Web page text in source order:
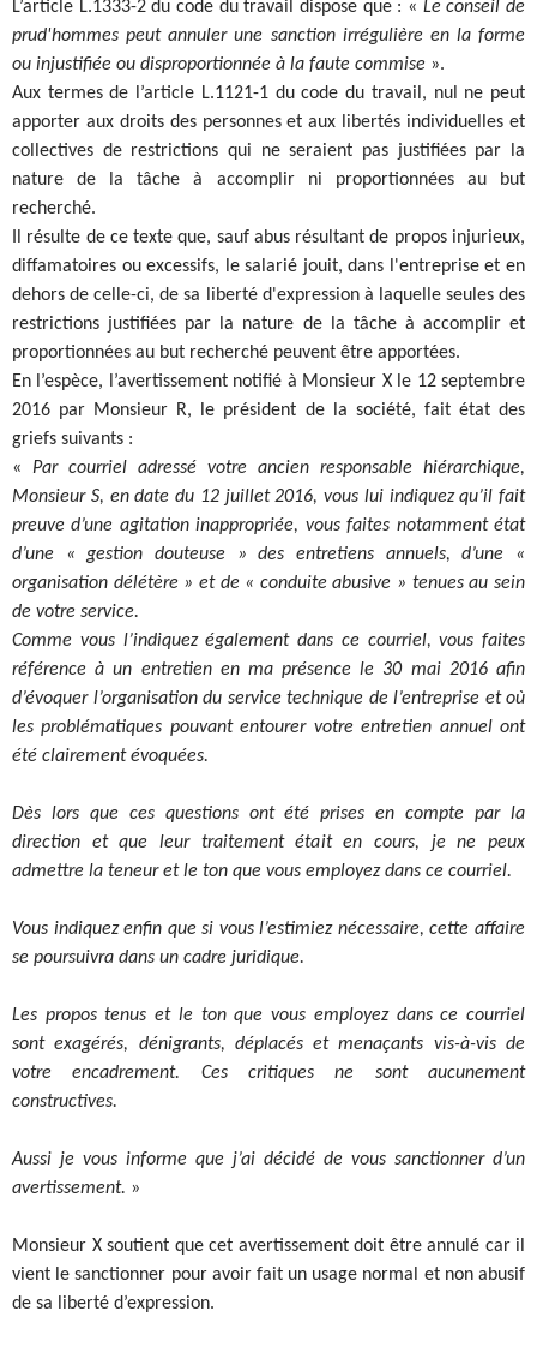
L’article L.1333-2 du code du travail dispose que : « Le conseil de
prud'hommes peut annuler une sanction irrégulière en la forme
ou injustifiée ou disproportionnée à la faute commise ».
Aux termes de l’article L.1121-1 du code du travail, nul ne peut
apporter aux droits des personnes et aux libertés individuelles et
collectives de restrictions qui ne seraient pas justifiées par la
nature de la tâche à accomplir ni proportionnées au but
recherché.
Il résulte de ce texte que, sauf abus résultant de propos injurieux,
diffamatoires ou excessifs, le salarié jouit, dans l'entreprise et en
dehors de celle-ci, de sa liberté d'expression à laquelle seules des
restrictions justifiées par la nature de la tâche à accomplir et
proportionnées au but recherché peuvent être apportées.
En l’espèce, l’avertissement notifié à Monsieur X le 12 septembre
2016 par Monsieur R, le président de la société, fait état des
griefs suivants :
« Par courriel adressé votre ancien responsable hiérarchique,
Monsieur S, en date du 12 juillet 2016, vous lui indiquez qu’il fait
preuve d’une agitation inappropriée, vous faites notamment état
d’une « gestion douteuse » des entretiens annuels, d’une «
organisation délétère » et de « conduite abusive » tenues au sein
de votre service.
Comme vous l’indiquez également dans ce courriel, vous faites
référence à un entretien en ma présence le 30 mai 2016 afin
d’évoquer l’organisation du service technique de l’entreprise et où
les problématiques pouvant entourer votre entretien annuel ont
été clairement évoquées.
Dès lors que ces questions ont été prises en compte par la
direction et que leur traitement était en cours, je ne peux
admettre la teneur et le ton que vous employez dans ce courriel.
Vous indiquez enfin que si vous l’estimiez nécessaire, cette affaire
se poursuivra dans un cadre juridique.
Les propos tenus et le ton que vous employez dans ce courriel
sont exagérés, dénigrants, déplacés et menaçants vis-à-vis de
votre encadrement. Ces critiques ne sont aucunement
constructives.
Aussi je vous informe que j’ai décidé de vous sanctionner d’un
avertissement. »
Monsieur X soutient que cet avertissement doit être annulé car il
vient le sanctionner pour avoir fait un usage normal et non abusif
de sa liberté d’expression.